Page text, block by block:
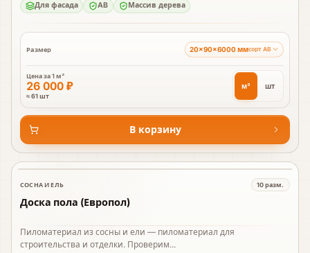
Для фасада AB Массив дерева
Размер 20×90×6000 ммсорт AB
Цена за1 м³
26 000 ₽
≈ 61 шт
м³ шт
В корзину
В наличии
СОСНА И ЕЛЬ 10разм.
Доска пола (Европол)
Пиломатериал из сосны и ели — пиломатериал для
строительства и отделки. Проверим...